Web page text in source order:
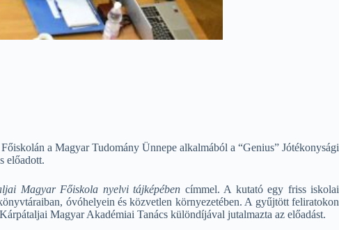
a Magyar Tudomány Ünnepe alkalmából a “Genius” Jótékonysági
előadott.
Magyar Főiskola nyelvi tájképében címmel. A kutató egy friss iskolai
óvóhelyein és közvetlen környezetében. A gyűjtött feliratokon
Magyar Akadémiai Tanács különdíjával jutalmazta az előadást.